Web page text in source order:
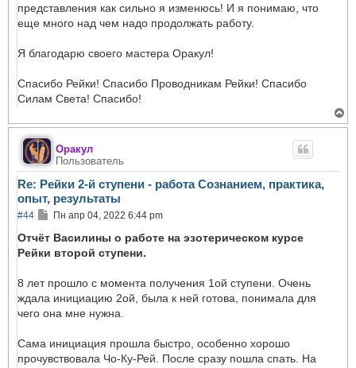
представления как сильно я изменюсь! И я понимаю, что
еще много над чем надо продолжать работу.
Я благодарю своего мастера Оракул!
Спасибо Рейки! Спасибо Проводникам Рейки! Спасибо
Силам Света! Спасибо!
е
Оракул
Пользователь
Re: Рейки 2-й ступени - работа Сознанием, практика,
опыт, результаты
#44
С
о
щ
н
и
е
Пн апр 04, 2022 6:44 pm
Отчёт Василины о работе на эзотерическом курсе
Рейки второй ступени.
8 лет прошло с момента получения 1ой ступени. Очень
ждала инициацию 2ой, была к ней готова, понимала для
чего она мне нужна.
Сама инициация прошла быстро, особенно хорошо
прочувствовала Чо-Ку-Рей. После сразу пошла спать. На